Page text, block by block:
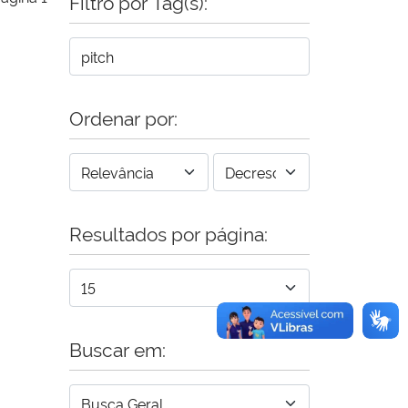
Ordenar por:
Resultados por página:
Buscar em: